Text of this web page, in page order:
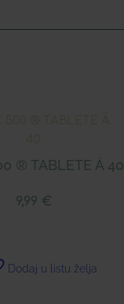
® TABLETE Á 40
9,99 €
Dodaj u listu želja